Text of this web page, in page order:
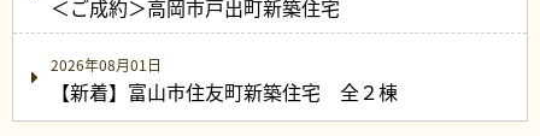
＜ご成約＞高岡市戸出町新築住宅
2026年08月01日
【新着】富山市住友町新築住宅 全２棟